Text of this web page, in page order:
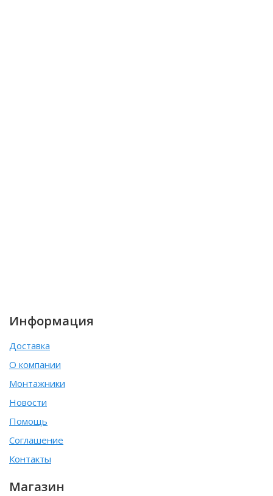
Информация
Доставка
О компании
Монтажники
Новости
Помощь
Соглашение
Контакты
Магазин